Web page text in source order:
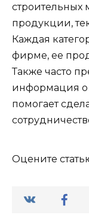
строительных
продукции,
Каждая
фирме, ее
Также часто
информация о
помогает
Оцените